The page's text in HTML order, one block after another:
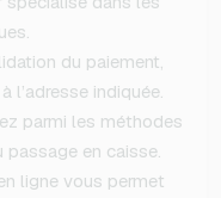
du paiement,
l’adresse indiquée.
parmi les méthodes
en caisse.
ligne vous permet